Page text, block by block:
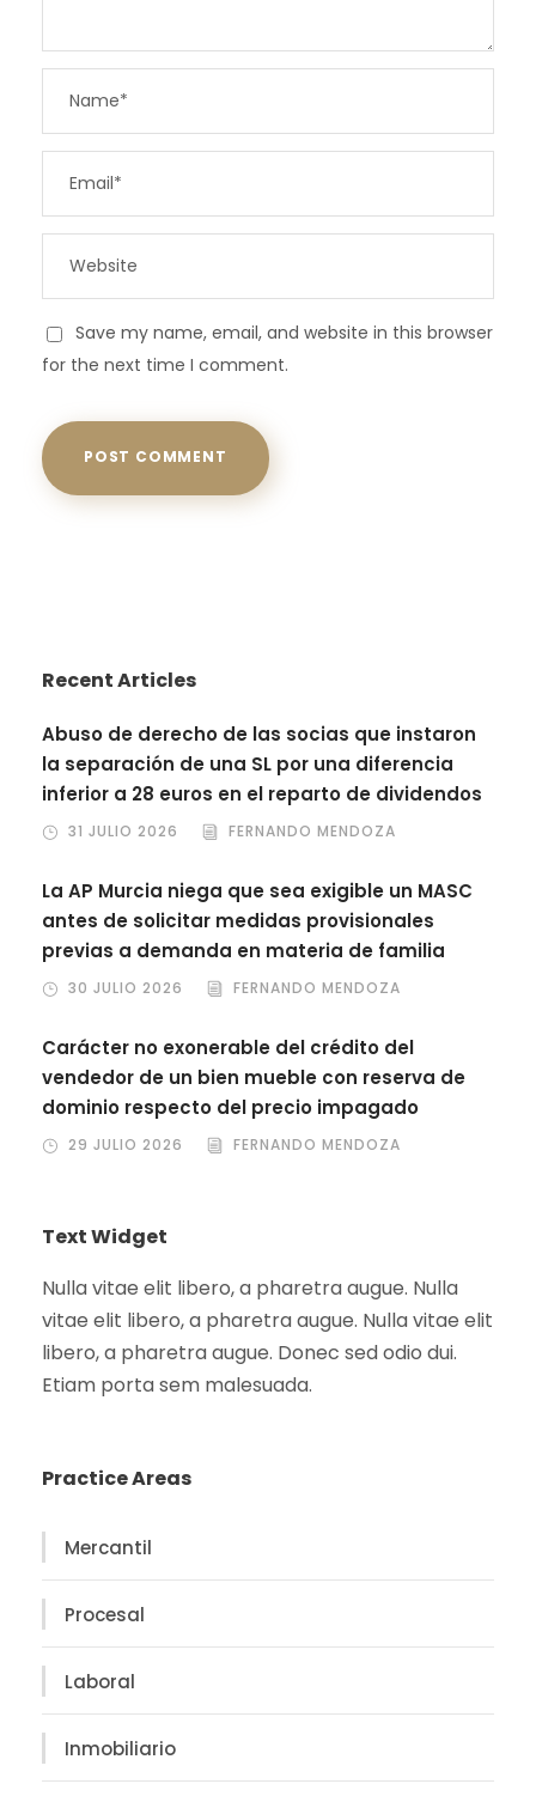
Save my name, email, and website in this browser
for the next time I comment.
Recent Articles
Abuso de derecho de las socias que instaron
la separación de una SL por una diferencia
inferior a 28 euros en el reparto de dividendos
31 JULIO 2026 FERNANDO MENDOZA
La AP Murcia niega que sea exigible un MASC
antes de solicitar medidas provisionales
previas a demanda en materia de familia
30 JULIO 2026 FERNANDO MENDOZA
Carácter no exonerable del crédito del
vendedor de un bien mueble con reserva de
dominio respecto del precio impagado
29 JULIO 2026 FERNANDO MENDOZA
Text Widget
Nulla vitae elit libero, a pharetra augue. Nulla
vitae elit libero, a pharetra augue. Nulla vitae elit
libero, a pharetra augue. Donec sed odio dui.
Etiam porta sem malesuada.
Practice Areas
Mercantil
Procesal
Laboral
Inmobiliario